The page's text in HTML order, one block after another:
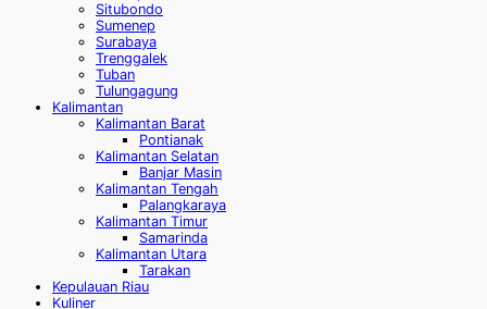
Situbondo
Sumenep
Surabaya
Trenggalek
Tuban
Tulungagung
Kalimantan
Kalimantan Barat
Pontianak
Kalimantan Selatan
Banjar Masin
Kalimantan Tengah
Palangkaraya
Kalimantan Timur
Samarinda
Kalimantan Utara
Tarakan
Kepulauan Riau
Kuliner